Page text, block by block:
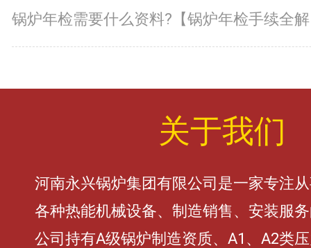
锅炉
关于我们
河南永兴锅炉集团有限公司是一家专注
各种热能机械设备、制造销售、安装服
公司持有A级锅炉制造资质、A1、A2类